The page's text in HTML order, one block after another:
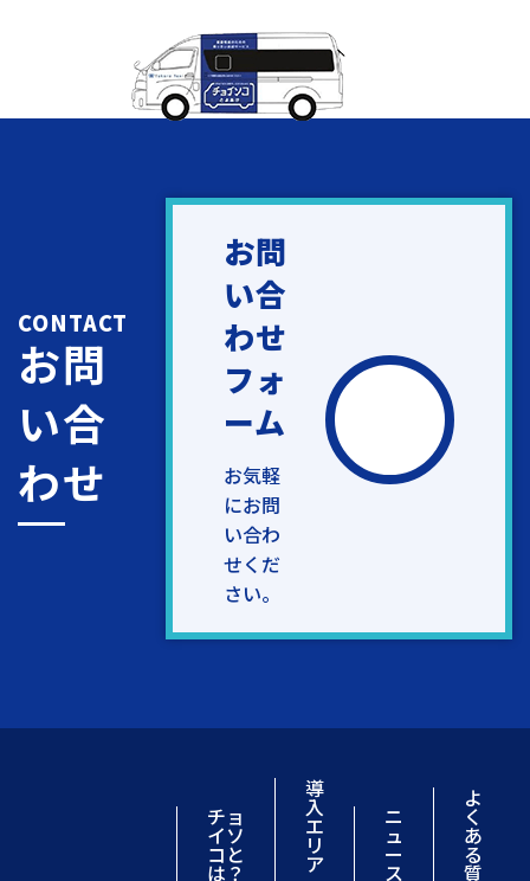
CONTACT
お問
い合
わせ
お問
い合
わせ
フォ
ーム
お気軽
にお問
い合わ
せくだ
さい。
チョ
イソ
コと
は？
導
入
エ
リ
ア
ニ
ュ
ー
ス
よ
く
あ
る
質